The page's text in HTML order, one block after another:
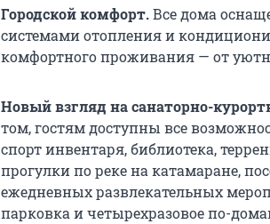
Городской комфорт.Все дома
системами отопления и
комфортного проживания — от
Новый взгляд на санаторно-
том, гостям доступны все
спорт инвентаря, библиотека,
прогулки по реке на катамаране,
ежедневных развлекательных
парковка и четырехразовое по-